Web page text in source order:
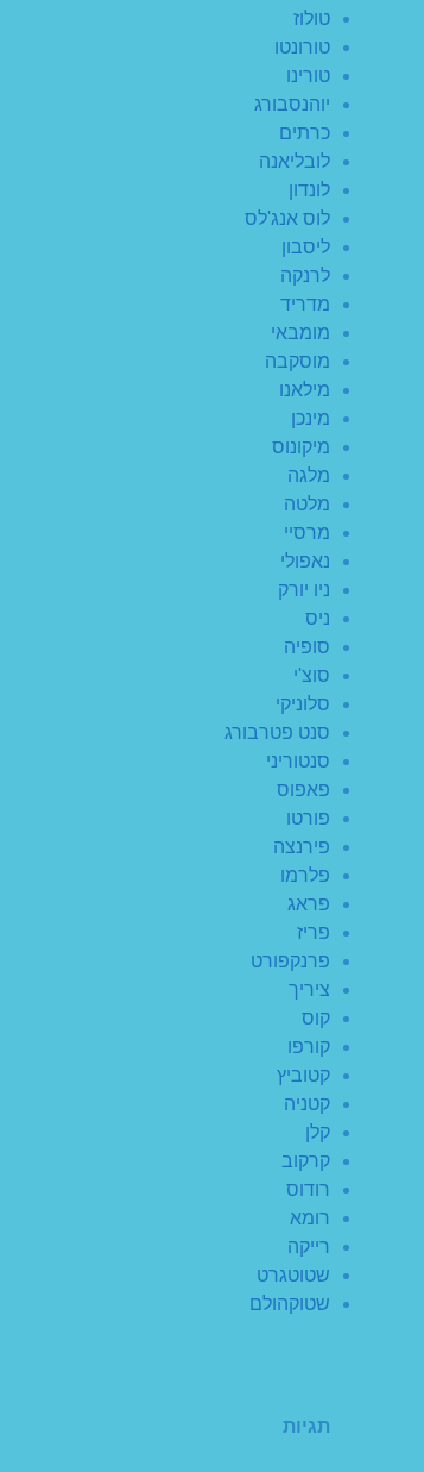
טולוז
טורונטו
טורינו
יוהנסבורג
כרתים
לובליאנה
לונדון
לוס אנג'לס
ליסבון
לרנקה
מדריד
מומבאי
מוסקבה
מילאנו
מינכן
מיקונוס
מלגה
מלטה
מרסיי
נאפולי
ניו יורק
ניס
סופיה
סוצ'י
סלוניקי
סנט פטרבורג
סנטוריני
פאפוס
פורטו
פירנצה
פלרמו
פראג
פריז
פרנקפורט
ציריך
קוס
קורפו
קטוביץ
קטניה
קלן
קרקוב
רודוס
רומא
רייקה
שטוטגרט
שטוקהולם
תגיות